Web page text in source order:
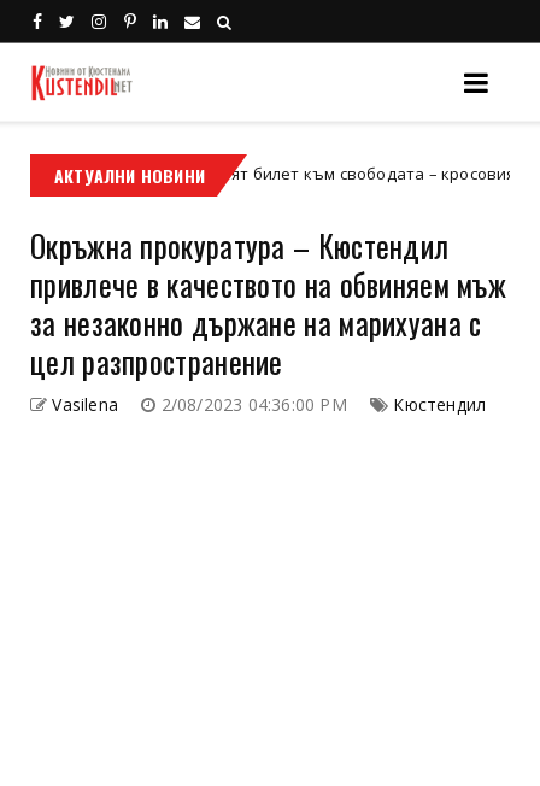
АКТУАЛНИ НОВИНИ
мотор Кой е твоят билет към свободата – кросовият мотор
Окръжна прокуратура – Кюстендил
привлече в качеството на обвиняем мъж
за незаконно държане на марихуана с
цел разпространение
Vasilena 2/08/2023 04:36:00 PM Кюстендил